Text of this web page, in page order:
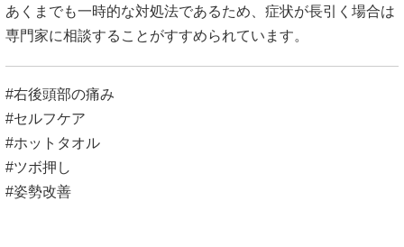
あくまでも一時的な対処法であるため、症状が長引く場合は
専門家に相談することがすすめられています。
#右後頭部の痛み
#セルフケア
#ホットタオル
#ツボ押し
#姿勢改善